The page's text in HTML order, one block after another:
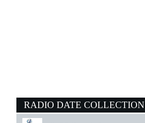
RADIO DATE COLLECTION